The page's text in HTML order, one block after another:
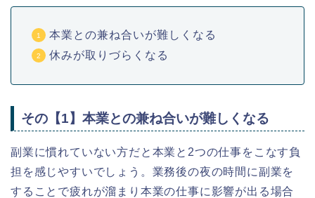
本業との兼ね合いが難しくなる
休みが取りづらくなる
その【1】本業との兼ね合いが難しくなる
副業に慣れていない方だと本業と2つの仕事をこなす負
担を感じやすいでしょう。業務後の夜の時間に副業を
することで疲れが溜まり本業の仕事に影響が出る場合